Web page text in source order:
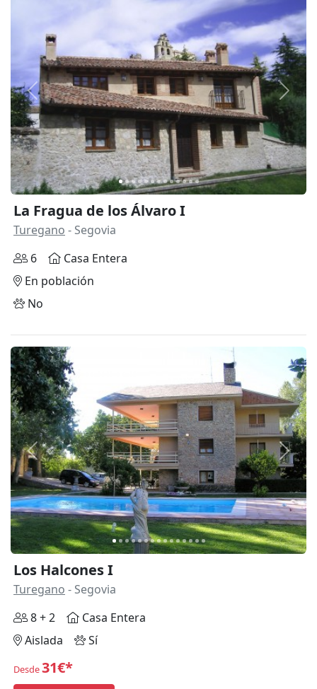
Anterior
La Fragua de los Álvaro I
Turegano - Segovia
6
Casa Entera
En población
No
Anterior
Los Halcones I
Turegano - Segovia
8 + 2
Casa Entera
Aislada
Sí
Desde31€*